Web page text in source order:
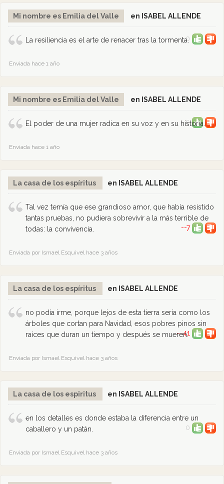
Mi nombre es Emilia del Valle en ISABEL ALLENDE
La resiliencia es el arte de renacer tras la tormenta.
0
Enviada hace 1 año
Mi nombre es Emilia del Valle en ISABEL ALLENDE
El poder de una mujer radica en su voz y en su historia.
0
Enviada hace 1 año
La casa de los espíritus en ISABEL ALLENDE
Tal vez temía que ese grandioso amor, que había resistido
tantas pruebas, no pudiera sobrevivir a la más terrible de
todas: la convivencia.
--7
Enviada por Ismael Esquivel hace 3 años
La casa de los espíritus en ISABEL ALLENDE
no podía irme, porque lejos de esta tierra sería como los
árboles que cortan para Navidad, esos pobres pinos sin
raíces que duran un tiempo y después se mueren.
--41
Enviada por Ismael Esquivel hace 3 años
La casa de los espiritus en ISABEL ALLENDE
en los detalles es donde estaba la diferencia entre un
caballero y un patán.
0
Enviada por Ismael Esquivel hace 3 años